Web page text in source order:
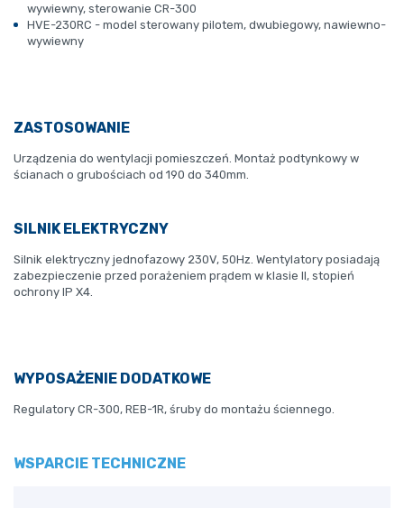
wywiewny, sterowanie CR-300
HVE-230RC - model sterowany pilotem, dwubiegowy, nawiewno-
wywiewny
ZASTOSOWANIE
Urządzenia do wentylacji pomieszczeń. Montaż podtynkowy w
ścianach o grubościach od 190 do 340mm.
SILNIK ELEKTRYCZNY
Silnik elektryczny jednofazowy 230V, 50Hz. Wentylatory posiadają
zabezpieczenie przed porażeniem prądem w klasie II, stopień
ochrony IP X4.
WYPOSAŻENIE DODATKOWE
Regulatory CR-300, REB-1R, śruby do montażu ściennego.
WSPARCIE TECHNICZNE